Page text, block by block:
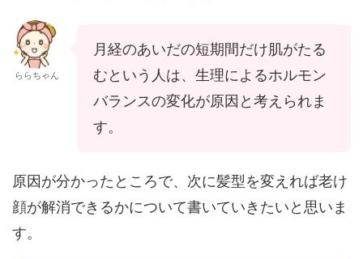
ららちゃん
月経のあいだの短期間だけ肌がたる
むという人は、生理によるホルモン
バランスの変化が原因と考えられま
す。
原因が分かったところで、次に髪型を変えれば老け
顔が解消できるかについて書いていきたいと思いま
す。